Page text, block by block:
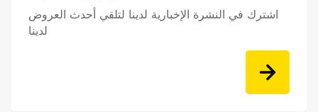
اشترك في النشرة الإخبارية لدينا لتلقي أحدث العروض
لدينا